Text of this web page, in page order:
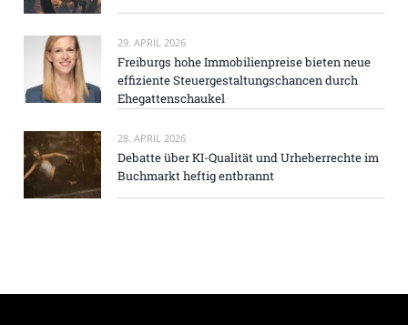
29. APRIL 2026
Freiburgs hohe Immobilienpreise bieten neue
effiziente Steuergestaltungschancen durch
Ehegattenschaukel
28. APRIL 2026
Debatte über KI-Qualität und Urheberrechte im
Buchmarkt heftig entbrannt